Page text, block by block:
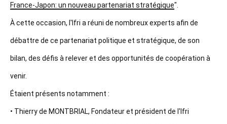
France-Japon: un nouveau partenariat stratégique".
À cette occasion, l'Ifri a réuni de nombreux experts afin de
débattre de ce partenariat politique et stratégique, de son
bilan, des défis à relever et des opportunités de coopération à
venir.
Étaient présents notamment :
• Thierry de MONTBRIAL, Fondateur et président de l'Ifri